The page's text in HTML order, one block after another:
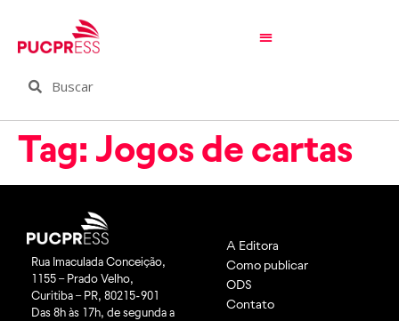
Tag: Jogos de cartas
Rua Imaculada Conceição,
1155 – Prado Velho,
Curitiba – PR, 80215-901
Das 8h às 17h, de segunda a
A Editora
Como publicar
ODS
Contato